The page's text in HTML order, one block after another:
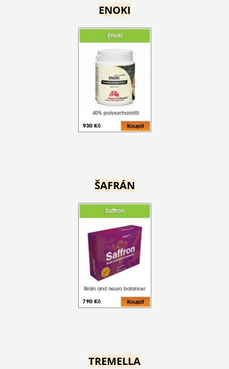
ENOKI
ŠAFRÁN
TREMELLA